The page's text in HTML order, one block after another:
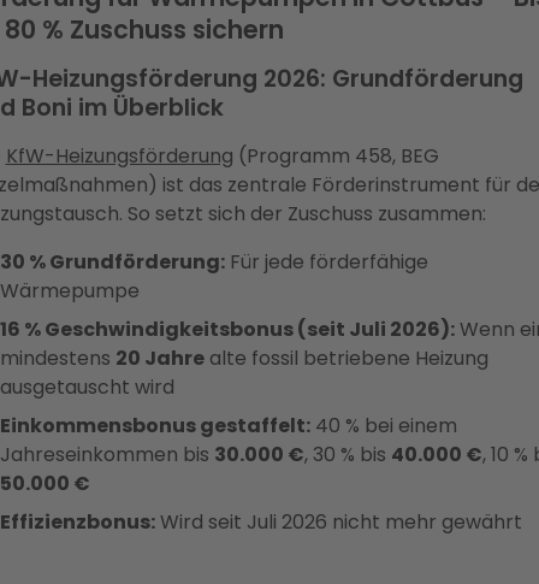
% Zuschuss sichern
Heizungsförderung 2026: Grundförderung
Boni im Überblick
KfW-Heizungsförderung (Programm 458, BEG
ist das zentrale Förderinstrument für
So setzt sich der Zuschuss zusammen:
30 % Grundförderung:Für jede förderfähige
Wärmepumpe
16 % Geschwindigkeitsbonus (seit Juli 2026):Wenn
mindestens 20 Jahrealte fossil betriebene Heizung
ausgetauscht wird
Einkommensbonus gestaffelt:40 % bei einem
Jahreseinkommen bis 30.000 €, 30 % bis 40.000 €, 10 %
50.000 €
Effizienzbonus:Wird seit Juli 2026 nicht mehr gewährt